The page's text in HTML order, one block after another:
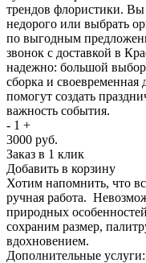
трендов флористики. Вы
недорого или выбрать
по выгодным
звонок с доставкой в
надежно: большой
сборка и
помогут создать
важность события.
- 1 +
3000 руб.
Заказ в 1 клик
Добавить в корзину
Хотим напомнить, что
ручная работа.
природных
сохраним размер,
вдохновением.
Дополнительные услуги: